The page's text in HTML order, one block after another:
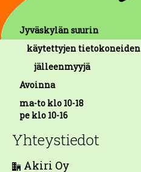
Jyväskylän suurin
käytettyjen tietokoneiden
jälleenmyyjä
Avoinna
ma-to klo 10-18
pe klo 10-16
Yhteystiedot
Akiri Oy